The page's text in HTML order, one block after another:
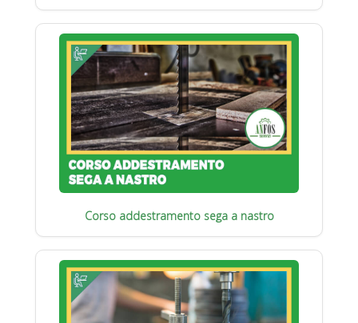
Corso addestramento sega a nastro